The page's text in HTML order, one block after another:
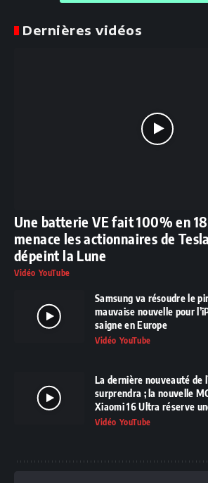
Dernières vidéos
Une batterie VE fait 100% en
menace les actionnaires de
dépeint la Lune
Vidéo YouTube
Samsung va résoudre le
mauvaise nouvelle pour
saigne en Europe
Vidéo YouTube
La dernière nouveauté de
surprendra ; la nouvelle
Xiaomi 16 Ultra réserve
Vidéo YouTube